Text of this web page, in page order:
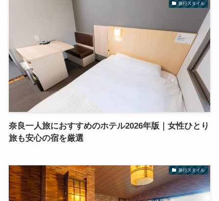
旅行スタイル
奈良一人旅におすすめのホテル2026年版｜女性ひとり
旅も安心の宿を厳選
旅行スタイル